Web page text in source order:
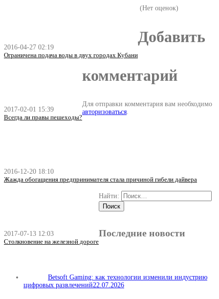
2016-04-27 02:19
Ограничена подача воды в двух городах Кубани
2017-02-01 15:39
Всегда ли правы пешеходы?
2016-12-20 18:10
Жажда обогащения предпринимателя стала причиной гибели дайвера
2017-07-13 12:03
Столкновение на железной дороге
(Нет оценок)
Добавить
комментарий
Для отправки комментария вам необходимо
авторизоваться
Найти:
Последние новости
Betsoft Gaming: как технологии изменили индустрию
цифровых развлечений22.07.2026